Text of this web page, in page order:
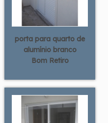
porta para quarto de
alumínio branco
Bom Retiro